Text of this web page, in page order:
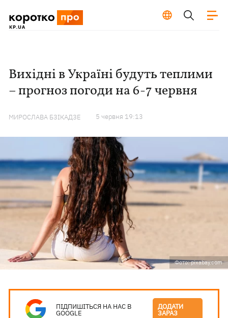
Вихідні в Україні будуть теплими
– прогноз погоди на 6-7 червня
МИРОСЛАВА БЗІКАДЗЕ 5 червня 19:13
Фото: pixabay.com
ПІДПИШІТЬСЯ НА НАС В
GOOGLE
ДОДАТИ
ЗАРАЗ